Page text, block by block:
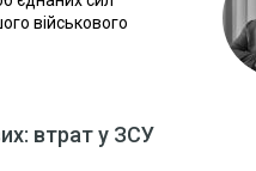
військового
втрат у ЗСУ